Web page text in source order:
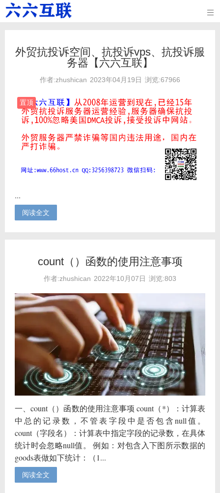

外贸抗投诉空间、抗投诉vps、抗投诉服
务器【六六互联】
作者:zhushican 2023年04月19日 浏览:67966
置顶
...
阅读全文
count（）函数的使用注意事项
作者:zhushican 2022年10月07日 浏览:803
一、count（）函数的使用注意事项 count（*）：计算表
中总的记录数，不管表字段中是否包含null值。
count（字段名）：计算表中指定字段的记录数，在具体
统计时会忽略null值。 例如：对包含入下图所示数据的
goods表做如下统计：（1...
阅读全文